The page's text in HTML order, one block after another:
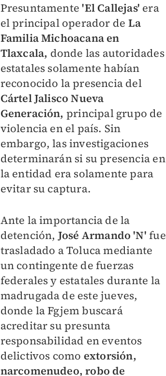
Presuntamente 'El Callejas' era
el principal operador de La
Familia Michoacana en
Tlaxcala, donde las autoridades
estatales solamente habían
reconocido la presencia del
Cártel Jalisco Nueva
Generación, principal grupo de
violencia en el país. Sin
embargo, las investigaciones
determinarán si su presencia en
la entidad era solamente para
evitar su captura.
Ante la importancia de la
detención, José Armando 'N'fue
trasladado a Toluca mediante
un contingente de fuerzas
federales y estatales durante la
madrugada de este jueves,
donde la Fgjem buscará
acreditar su presunta
responsabilidad en eventos
delictivos como extorsión,
narcomenudeo, robo de